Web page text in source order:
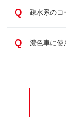
Q 疎水系のコ
Q 濃色車に使